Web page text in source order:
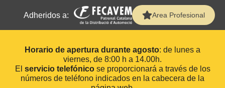
Adheridos a: Area Profesional
Horario de apertura durante agosto: de lunes a
viernes, de 8:00 h a 14.00h.
El servicio telefónicose proporcionará a través de los
números de teléfono indicados en la cabecera de la